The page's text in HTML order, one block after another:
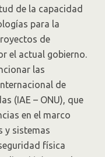
de la capacidad
para la
de
el actual gobierno.
las
de
(IAE – ONU), que
en el marco
y sistemas
física